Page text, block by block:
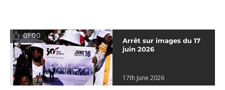
01:00
Arrêt sur images du 17
juin 2026
17th June 2026